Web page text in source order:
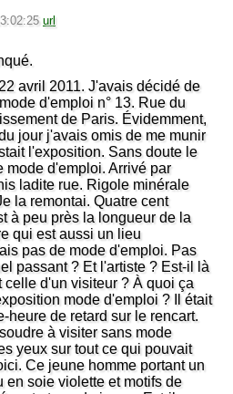
url
2011. J'avais décidé de
d'emploi n° 13. Rue du
de Paris. Évidemment,
jour j'avais omis de me munir
l'exposition. Sans doute le
mode d'emploi. Arrivé par
ladite rue. Rigole minérale
la remontai. Quatre cent
à peu près la longueur de la
qui est aussi un lieu
pas de mode d'emploi. Pas
passant ? Et l'artiste ? Est-il là
d'un visiteur ? À quoi ça
mode d'emploi ? Il était
heure de retard sur le rencart.
à visiter sans mode
yeux sur tout ce qui pouvait
Ce jeune homme portant un
en soie violette et motifs de